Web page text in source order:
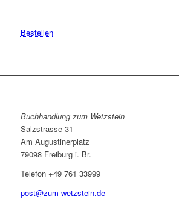
Bestellen
Buchhandlung zum Wetzstein
Salzstrasse 31
Am Augustinerplatz
79098 Freiburg i. Br.
Telefon +49 761 33999
post@zum-wetzstein.de